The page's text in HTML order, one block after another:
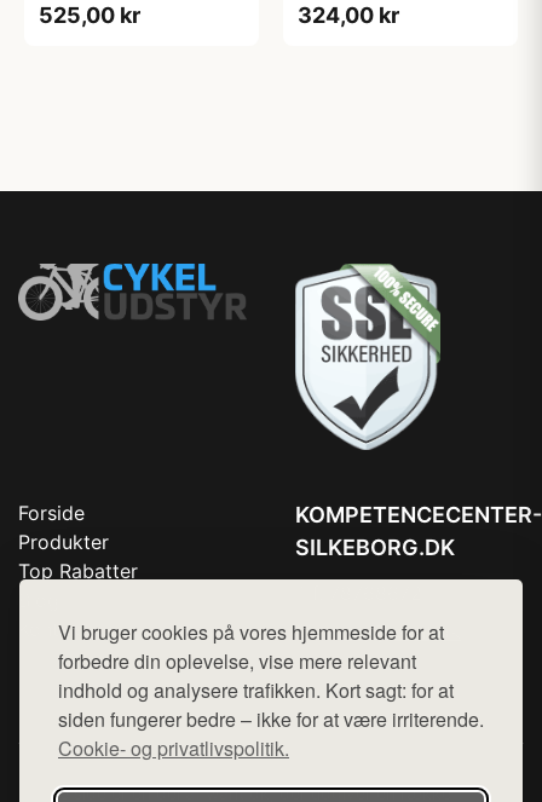
Vi bruger cookies på vores hjemmeside for at
forbedre din oplevelse, vise mere relevant
indhold og analysere trafikken. Kort sagt: for at
siden fungerer bedre – ikke for at være irriterende.
Cookie- og privatlivspolitik.
525,00 kr 324,00 kr
Forside
Produkter
Top Rabatter
Kontakt
KOMPETENCECENTER-
SILKEBORG.DK
Mail:hej@want.dk
Cookie- og privatlivspolitik
Denne side er en del af want.dk, der udgiver en række